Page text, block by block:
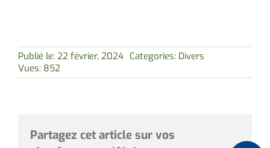
Publié le: 22 février, 2024 Categories: Divers
Vues: 852
Partagez cet article sur vos